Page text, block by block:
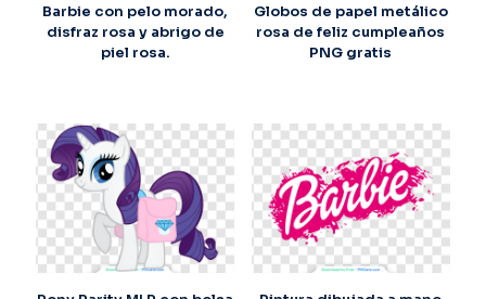
Barbie con pelo morado,
disfraz rosa y abrigo de
piel rosa.
Globos de papel metálico
rosa de feliz cumpleaños
PNG gratis